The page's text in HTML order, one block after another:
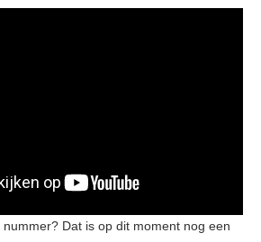
Dat is op dit moment nog een